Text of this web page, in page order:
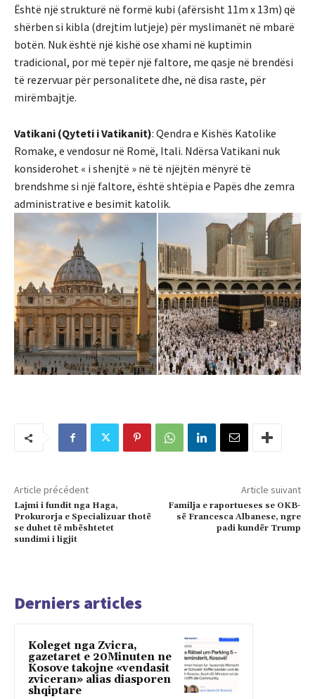
Është një strukturë në formë kubi (afërsisht 11m x 13m) që
shërben si kibla (drejtim lutjeje) për myslimanët në mbarë
botën. Nuk është një kishë ose xhami në kuptimin
tradicional, por më tepër një faltore, me qasje në brendësi
të rezervuar për personalitete dhe, në disa raste, për
mirëmbajtje.
Vatikani (Qyteti i Vatikanit): Qendra e Kishës Katolike
Romake, e vendosur në Romë, Itali. Ndërsa Vatikani nuk
konsiderohet « i shenjtë » në të njëjtën mënyrë të
brendshme si një faltore, është shtëpia e Papës dhe zemra
administrative e besimit katolik.
Article précédent
Lajmi i fundit nga Haga,
Prokurorja e Specializuar thotë
se duhet të mbështetet
sundimi i ligjit
Article suivant
Familja e raportueses se OKB-
së Francesca Albanese, ngre
padi kundër Trump
Derniers articles
Koleget nga Zvicra,
gazetaret e 20Minuten ne
Kosove takojne «vendasit
zviceran» alias diasporen
shqiptare